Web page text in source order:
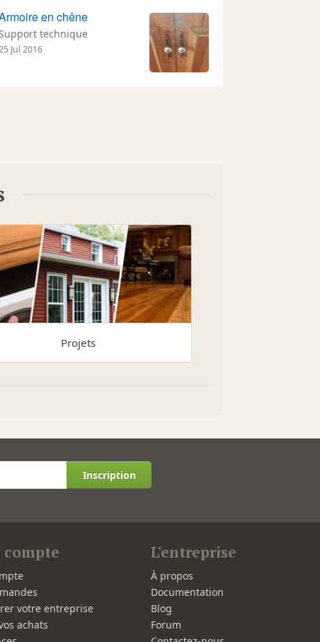
en chêne
Support technique
Jul 2016
Projets
Inscription
compte
votre entreprise
achats
L'entreprise
À propos
Documentation
Blog
Forum